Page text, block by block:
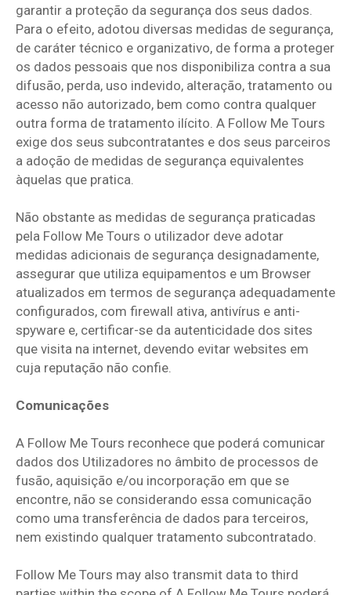
garantir a proteção da segurança dos seus dados.
Para o efeito, adotou diversas medidas de segurança,
de caráter técnico e organizativo, de forma a proteger
os dados pessoais que nos disponibiliza contra a sua
difusão, perda, uso indevido, alteração, tratamento ou
acesso não autorizado, bem como contra qualquer
outra forma de tratamento ilícito. A Follow Me Tours
exige dos seus subcontratantes e dos seus parceiros
a adoção de medidas de segurança equivalentes
àquelas que pratica.
Não obstante as medidas de segurança praticadas
pela Follow Me Tours o utilizador deve adotar
medidas adicionais de segurança designadamente,
assegurar que utiliza equipamentos e um Browser
atualizados em termos de segurança adequadamente
configurados, com firewall ativa, antivírus e anti-
spyware e, certificar-se da autenticidade dos sites
que visita na internet, devendo evitar websites em
cuja reputação não confie.
Comunicações
A Follow Me Tours reconhece que poderá comunicar
dados dos Utilizadores no âmbito de processos de
fusão, aquisição e/ou incorporação em que se
encontre, não se considerando essa comunicação
como uma transferência de dados para terceiros,
nem existindo qualquer tratamento subcontratado.
Follow Me Tours may also transmit data to third